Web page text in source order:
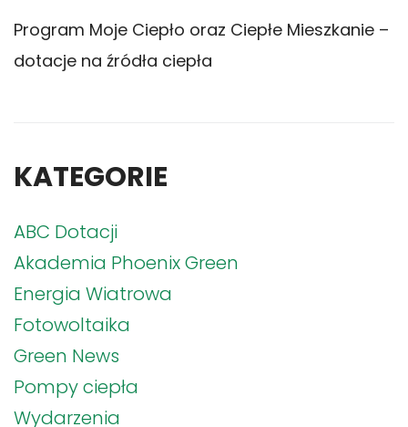
Program Moje Ciepło oraz Ciepłe Mieszkanie –
dotacje na źródła ciepła
KATEGORIE
ABC Dotacji
Akademia Phoenix Green
Energia Wiatrowa
Fotowoltaika
Green News
Pompy ciepła
Wydarzenia